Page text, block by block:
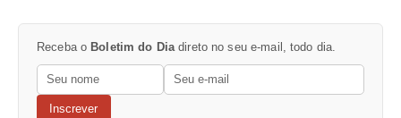
Receba o Boletim do Diadireto no seu e-mail, todo dia.
Inscrever